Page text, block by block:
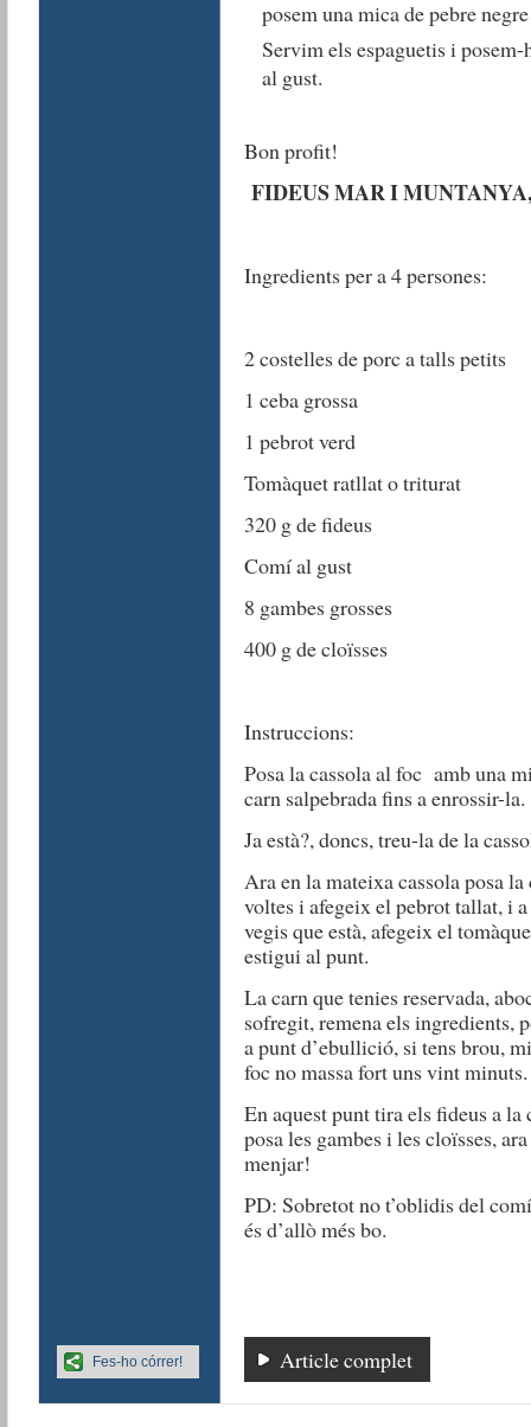
posem una mica de pebre
Servim els espaguetis i
al gust.
Bon profit!
FIDEUS MAR I
Ingredients per a 4 persones:
2 costelles de porc a talls petits
1 ceba grossa
1 pebrot verd
Tomàquet ratllat o triturat
320 g de fideus
Comí al gust
8 gambes grosses
400 g de cloïsses
Instruccions:
Posa la cassola al foc amb una
carn salpebrada fins a enrossir-la.
Ja està?, doncs, treu-la de la
Ara en la mateixa cassola posa
voltes i afegeix el pebrot tallat, i
vegis que està, afegeix el
estigui al punt.
La carn que tenies reservada,
sofregit, remena els ingredients,
a punt d’ebullició, si tens brou,
foc no massa fort uns vint minuts.
En aquest punt tira els fideus a
posa les gambes i les cloïsses,
menjar!
PD: Sobretot no t’oblidis del
és d’allò més bo.
Article complet
Fes-ho córrer!